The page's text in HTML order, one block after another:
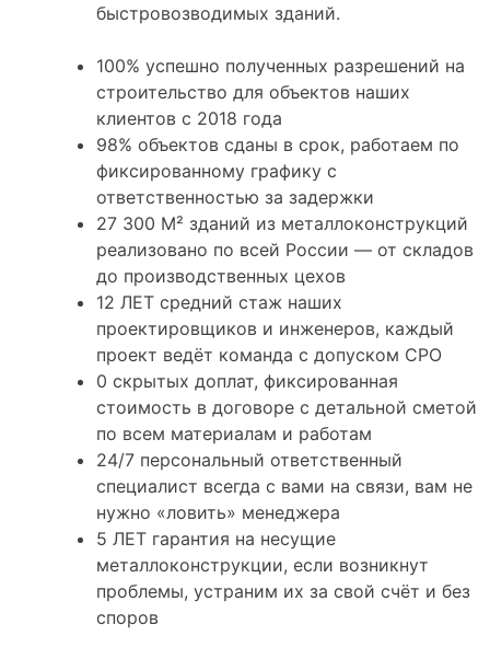
быстровозводимых зданий.
100% успешно полученных разрешений на
строительство для объектов наших
клиентов с 2018 года
98% объектов сданы в срок, работаем по
фиксированному графику с
ответственностью за задержки
27 300 М² зданий из металлоконструкций
реализовано по всей России — от складов
до производственных цехов
12 ЛЕТ средний стаж наших
проектировщиков и инженеров, каждый
проект ведёт команда с допуском СРО
0 скрытых доплат, фиксированная
стоимость в договоре с детальной сметой
по всем материалам и работам
24/7 персональный ответственный
специалист всегда с вами на связи, вам не
нужно «ловить» менеджера
5 ЛЕТ гарантия на несущие
металлоконструкции, если возникнут
проблемы, устраним их за свой счёт и без
споров